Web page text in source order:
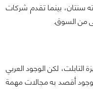
سنتان، بينما تقدم شركات
من السوق.
التابلت، لكن الوجود العربي
أقصد به مجالات مهمة